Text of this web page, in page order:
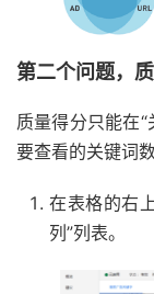
第二个问题，
质量得分只能在
要查看的关键词
在表格的右
列”列表。